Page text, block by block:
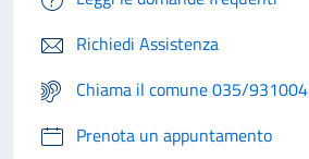
Richiedi Assistenza
Chiama il comune 035/931004
Prenota un appuntamento